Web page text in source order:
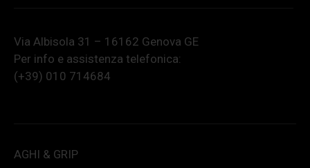
Via Albisola 31 – 16162 Genova GE
Per info e assistenza telefonica:
(+39) 010 714684
AGHI & GRIP